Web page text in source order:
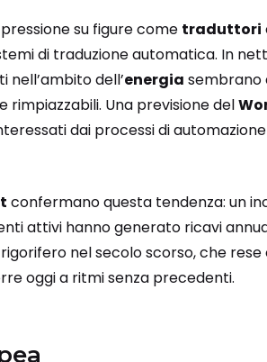
su figure come traduttori
di traduzione automatica. In
nell’ambito dell’energia sembrano
Una previsione del
dai processi di
confermano questa tendenza: un
attivi hanno generato ricavi
nel secolo scorso, che
oggi a ritmi senza precedenti.